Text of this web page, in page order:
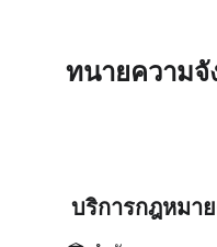
ทนายความ
บริการกฎหมา